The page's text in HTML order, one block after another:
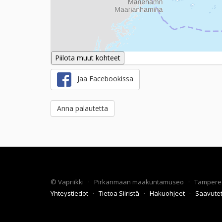
Piilota muut kohteet
Jaa Facebookissa
Anna palautetta
© Vapriikki · Pirkanmaan maakuntamuseo ·
Yhteystiedot · Tietoa Siiristä · Hakuohjeet ·